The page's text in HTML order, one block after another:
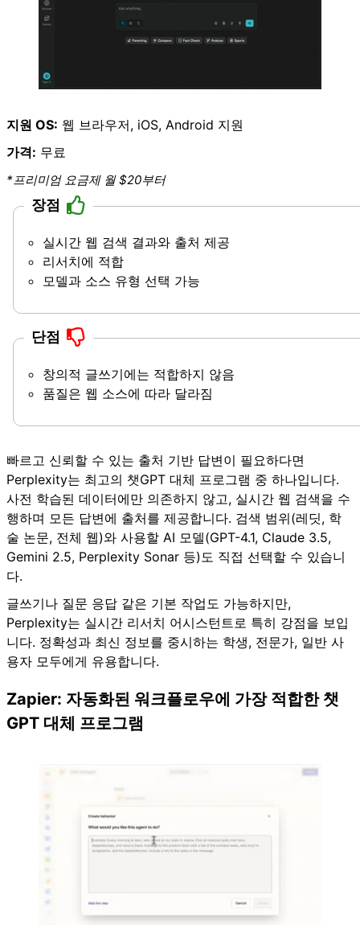
지원 OS: 웹 브라우저, iOS, Android 지원
가격: 무료
*프리미엄 요금제 월 $20부터
장점
실시간 웹 검색 결과와 출처 제공
리서치에 적합
모델과 소스 유형 선택 가능
단점
창의적 글쓰기에는 적합하지 않음
품질은 웹 소스에 따라 달라짐
빠르고 신뢰할 수 있는 출처 기반 답변이 필요하다면
Perplexity는 최고의 챗GPT 대체 프로그램 중 하나입니다.
사전 학습된 데이터에만 의존하지 않고, 실시간 웹 검색을 수
행하며 모든 답변에 출처를 제공합니다. 검색 범위(레딧, 학
술 논문, 전체 웹)와 사용할 AI 모델(GPT-4.1, Claude 3.5,
Gemini 2.5, Perplexity Sonar 등)도 직접 선택할 수 있습니
다.
글쓰기나 질문 응답 같은 기본 작업도 가능하지만,
Perplexity는 실시간 리서치 어시스턴트로 특히 강점을 보입
니다. 정확성과 최신 정보를 중시하는 학생, 전문가, 일반 사
용자 모두에게 유용합니다.
Zapier: 자동화된 워크플로우에 가장 적합한 챗
GPT 대체 프로그램